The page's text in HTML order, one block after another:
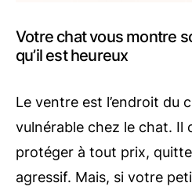
Votre chat vous montre
qu’il est heureux
Le ventre est l’endroit du
vulnérable chez le chat. Il
protéger à tout prix,
agressif. Mais, si votre